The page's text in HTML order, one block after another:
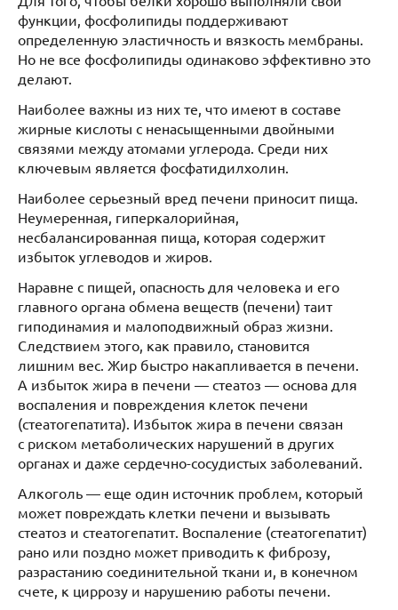
функции, фосфолипиды поддерживают
определенную эластичность и вязкость мембраны.
Но не все фосфолипиды одинаково эффективно это
делают.
Наиболее важны из них те, что имеют в составе
жирные кислоты с ненасыщенными двойными
связями между атомами углерода. Среди них
ключевым является фосфатидилхолин.
Наиболее серьезный вред печени приносит пища.
Неумеренная, гиперкалорийная,
несбалансированная пища, которая содержит
избыток углеводов и жиров.
Наравне с пищей, опасность для человека и его
главного органа обмена веществ (печени) таит
гиподинамия и малоподвижный образ жизни.
Следствием этого, как правило, становится
лишним вес. Жир быстро накапливается в печени.
А избыток жира в печени — стеатоз — основа для
воспаления и повреждения клеток печени
(стеатогепатита). Избыток жира в печени связан
с риском метаболических нарушений в других
органах и даже сердечно-сосудистых заболеваний.
Алкоголь — еще один источник проблем, который
может повреждать клетки печени и вызывать
стеатоз и стеатогепатит. Воспаление (стеатогепатит)
рано или поздно может приводить к фиброзу,
разрастанию соединительной ткани и, в конечном
счете, к циррозу и нарушению работы печени.